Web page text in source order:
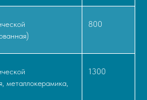
800
металлокерамика,
1300